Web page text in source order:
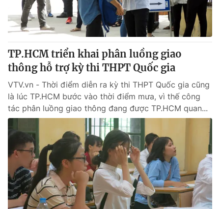
TP.HCM triển khai phân luồng giao
thông hỗ trợ kỳ thi THPT Quốc gia
VTV.vn - Thời điểm diễn ra kỳ thi THPT Quốc gia cũng
là lúc TP.HCM bước vào thời điểm mưa, vì thế công
tác phân luồng giao thông đang được TP.HCM quan...